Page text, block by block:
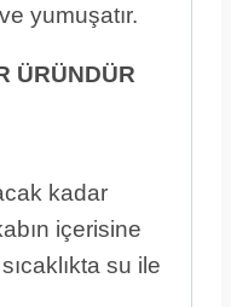
yumuşatır.
ÜRÜNDÜR
kadar
içerisine
su ile